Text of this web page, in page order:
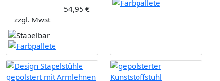
54,95 €
zzgl. Mwst